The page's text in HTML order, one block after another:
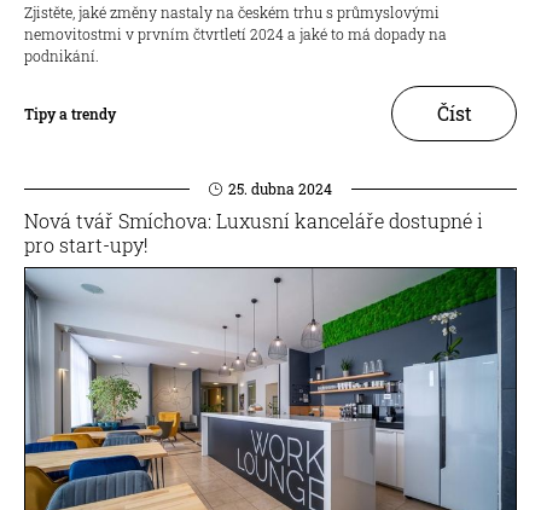
Zjistěte, jaké změny nastaly na českém trhu s průmyslovými
nemovitostmi v prvním čtvrtletí 2024 a jaké to má dopady na
podnikání.
Tipy a trendy Číst
25. dubna 2024
Nová tvář Smíchova: Luxusní kanceláře dostupné i
pro start-upy!